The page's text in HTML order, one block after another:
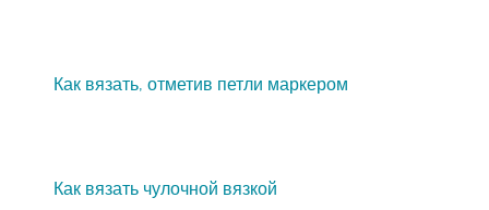
Как вязать, отметив петли маркером
Как вязать чулочной вязкой